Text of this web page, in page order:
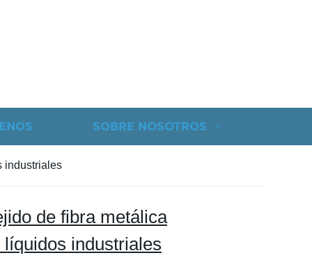
SOBRE NOSOTROS
industriales
de fibra metálica
industriales